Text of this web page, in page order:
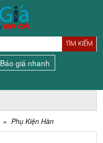
TÌM KIẾM
Báo giá nhanh
» Phụ Kiện Hàn